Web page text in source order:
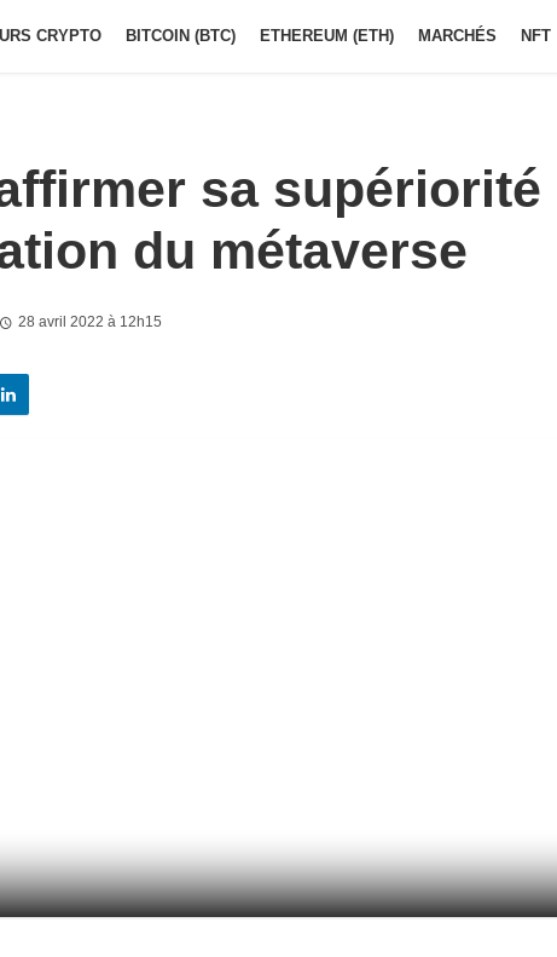
CRYPTO BITCOIN (BTC) ETHEREUM (ETH) MARCHÉS NFT
sa supériorité
du métaverse
28 avril 2022 à 12h15